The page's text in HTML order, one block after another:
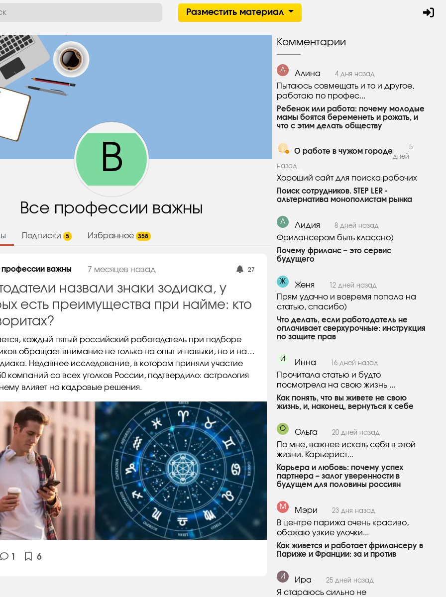
Разместить материал
В
Все профессии важны
Подписки 5 Избранное 358
профессии важны 7 месяцев назад 27
назвали знаки зодиака, у
есть преимущества при найме: кто
каждый пятый российский работодатель при подборе
обращает внимание не только на опыт и навыки, но и на…
Недавнее исследование, в котором приняли участие
компаний со всех уголков России, подтвердило: астрология
влияет на кадровые решения.
1 6
Комментарии
А Алина 4 дня назад
Пытаюсь совмещать и то и другое,
работаю по профес...
Ребенок или работа: почему молодые
мамы боятся беременеть и рожать, и
что с этим делать обществу
О работе в чужом городе
5
дней
назад
Хороший сайт для поиска рабочих
Поиск сотрудников. STEP LER -
альтернатива монополистам рынка
Л Лидия 8 дней назад
Фрилансером быть классно)
Почему фриланс – это сервис
будущего
Ж Женя 12 дней назад
Прям удачно и вовремя попала на
статью, спасибо)
Что делать, если работодатель не
оплачивает сверхурочные: инструкция
по защите прав
И Инна 16 дней назад
Прочитала статью и будто
посмотрела на свою жизнь ...
Как понять, что вы живете не свою
жизнь, и, наконец, вернуться к себе
О Ольга 20 дней назад
По мне, важнее искать себя в этой
жизни. Карьерист...
Карьера и любовь: почему успех
партнера – залог уверенности в
будущем для половины россиян
М Мэри 23 дня назад
В центре парижа очень красиво,
обожаю узкие улочки...
Как живется и работает фрилансеру в
Париже и Франции: за и против
И Ира 25 дней назад
Я стараюсь сильно не